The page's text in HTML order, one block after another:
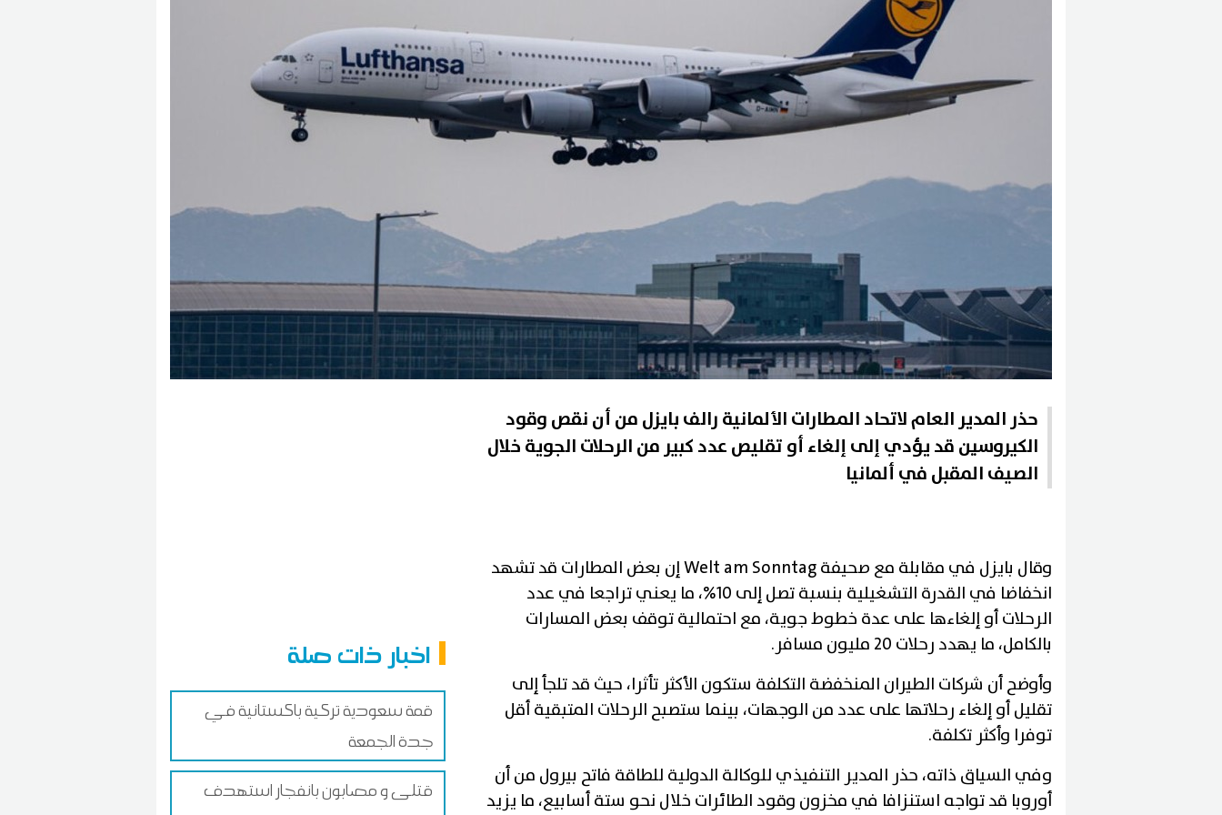
اخبار ذات صلة
قمة سعودية تركية باكستانية في
جدة الجمعة
قتلى و مصابون بانفجار استهدف
حذر المدير العام لاتحاد المطارات الألمانية رالف بايزل من أن نقص وقود
الكيروسين قد يؤدي إلى إلغاء أو تقليص عدد كبير من الرحلات الجوية خلال
الصيف المقبل في ألمانيا
وقال بايزل في مقابلة مع صحيفة Welt am Sonntag إن بعض المطارات قد تشهد
انخفاضا في القدرة التشغيلية بنسبة تصل إلى 10%، ما يعني تراجعا في عدد
الرحلات أو إلغاءها على عدة خطوط جوية، مع احتمالية توقف بعض المسارات
بالكامل، ما يهدد رحلات 20 مليون مسافر.
وأوضح أن شركات الطيران المنخفضة التكلفة ستكون الأكثر تأثرا، حيث قد تلجأ إلى
تقليل أو إلغاء رحلاتها على عدد من الوجهات، بينما ستصبح الرحلات المتبقية أقل
توفرا وأكثر تكلفة.
وفي السياق ذاته، حذر المدير التنفيذي للوكالة الدولية للطاقة فاتح بيرول من أن
أوروبا قد تواجه استنزافا في مخزون وقود الطائرات خلال نحو ستة أسابيع، ما يزيد